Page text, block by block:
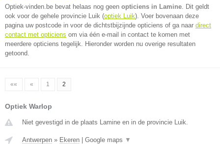
Optiek-vinden.be bevat helaas nog geen opticiens in Lamine. Dit geldt
ook voor de gehele provincie Luik (optiek Luik). Voer bovenaan deze
pagina uw postcode in voor de dichtstbijzijnde opticiens of ga naar direct
contact met opticiens om via één e-mail in contact te komen met
meerdere opticiens tegelijk. Hieronder worden nu overige resultaten
getoond.
«« « 1 2
Optiek Warlop
Niet gevestigd in de plaats Lamine en in de provincie Luik.
Antwerpen » Ekeren Google maps ▼